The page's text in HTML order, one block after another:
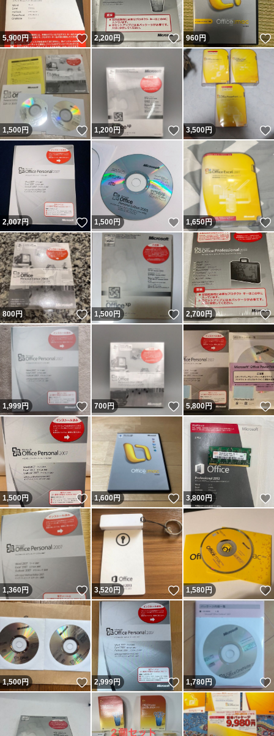
5,900円 いいね！
2,200円 いいね！
960円
1,500円 いいね！
1,200円 いいね！
3,500円
2,007円 いいね！
1,500円 いいね！
1,650円
800円 いいね！
1,500円 いいね！
2,700円
1,999円 いいね！
700円 いいね！
5,800円
1,500円 いいね！
1,600円 いいね！
3,800円
1,360円 いいね！
3,520円 いいね！
1,580円
1,500円 いいね！
2,999円 いいね！
1,780円